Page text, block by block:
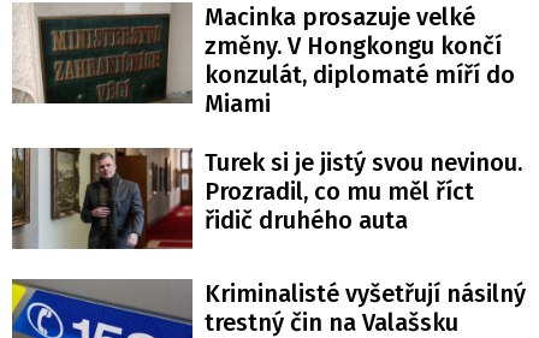
Macinka prosazuje velké
změny. V Hongkongu končí
konzulát, diplomaté míří do
Miami
Turek si je jistý svou nevinou.
Prozradil, co mu měl říct
řidič druhého auta
Kriminalisté vyšetřují násilný
trestný čin na Valašsku